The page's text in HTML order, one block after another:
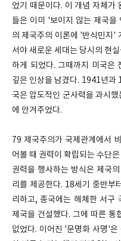
었기 때문이다. 이 개념 자체가
들은 이미 '보이지 않는 제국을
의 제국주의 이론에 '반식민지'
서야 새로운 세대는 당시의 현
하게 되었다. 그때까지 미국은
깊은 인상을 남겼다. 1941년과
국은 압도적인 군사력을 과시
에 안겨주었다.
79 제국주의가 국제관계에서
어볼 때 권력이 확립되는 수단
권력을 행사하는 방식은 제국
리를 제공한다. 18세기 중반부
리하고, 종국에는 해체한 서구
제국을 건설했다. 그에 따른 통
없었다. 이어진 '문명화 사명'은